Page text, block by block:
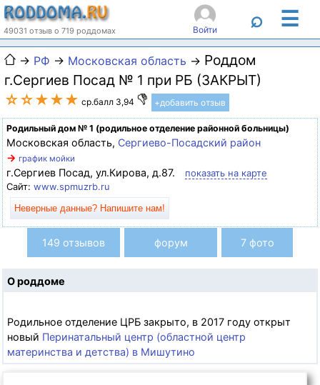
49031 отзыв о 719 роддомах Войти ⌕ ☰
→ РФ → Московская область → Роддом
г.Сергиев Посад № 1 при РБ (ЗАКРЫТ)
☆☆★★★ ср.балл 3,94 +добавить отзыв
Родильный дом № 1 (родильное отделение районной больницы)
Московская область, Сергиево-Посадский район
→ график мойки
г.Сергиев Посад, ул.Кирова, д.87.
показать на карте
Сайт: www.spmuzrb.ru
Неверные данные? Напишите нам!
149 отзывов форум 7 фото
О роддоме
Родильное отделение ЦРБ закрыто, в 2017 году открыт
новый Перинатальный центр (областной центр
материнства и детства) в Мишутино